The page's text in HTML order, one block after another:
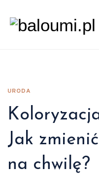
URODA
Jak
na chwilę?